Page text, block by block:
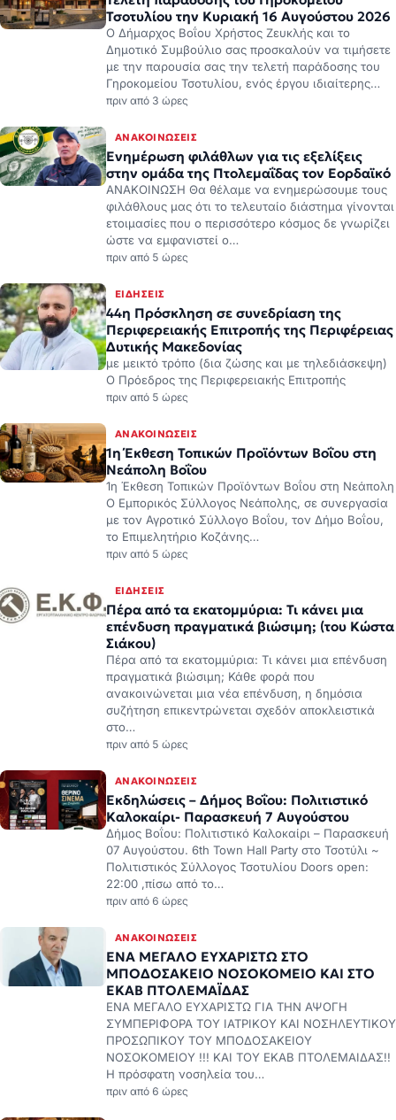
Τσοτυλίου την Κυριακή 16 Αυγούστου 2026
Ο Δήμαρχος Βοΐου Χρήστος Ζευκλής και το
Δημοτικό Συμβούλιο σας προσκαλούν να τιμήσετε
με την παρουσία σας την τελετή παράδοσης του
Γηροκομείου Τσοτυλίου, ενός έργου ιδιαίτερης…
πριν από 3 ώρες
ΑΝΑΚΟΙΝΏΣΕΙΣ
Ενημέρωση φιλάθλων για τις εξελίξεις
στην ομάδα της Πτολεμαΐδας τον Εορδαϊκό
ΑΝΑΚΟΙΝΩΣΗ Θα θέλαμε να ενημερώσουμε τους
φιλάθλους μας ότι το τελευταίο διάστημα γίνονται
ετοιμασίες που ο περισσότερο κόσμος δε γνωρίζει
ώστε να εμφανιστεί ο…
πριν από 5 ώρες
ΕΙΔΉΣΕΙΣ
44η Πρόσκληση σε συνεδρίαση της
Περιφερειακής Επιτροπής της Περιφέρειας
Δυτικής Μακεδονίας
με μεικτό τρόπο (δια ζώσης και με τηλεδιάσκεψη)
Ο Πρόεδρος της Περιφερειακής Επιτροπής
πριν από 5 ώρες
ΑΝΑΚΟΙΝΏΣΕΙΣ
1η Έκθεση Τοπικών Προϊόντων Βοΐου στη
Νεάπολη Βοΐου
1η Έκθεση Τοπικών Προϊόντων Βοΐου στη Νεάπολη
Ο Εμπορικός Σύλλογος Νεάπολης, σε συνεργασία
με τον Αγροτικό Σύλλογο Βοΐου, τον Δήμο Βοΐου,
το Επιμελητήριο Κοζάνης…
πριν από 5 ώρες
ΕΙΔΉΣΕΙΣ
Πέρα από τα εκατομμύρια: Τι κάνει μια
επένδυση πραγματικά βιώσιμη; (του Κώστα
Σιάκου)
Πέρα από τα εκατομμύρια: Τι κάνει μια επένδυση
πραγματικά βιώσιμη; Κάθε φορά που
ανακοινώνεται μια νέα επένδυση, η δημόσια
συζήτηση επικεντρώνεται σχεδόν αποκλειστικά
στο…
πριν από 5 ώρες
ΑΝΑΚΟΙΝΏΣΕΙΣ
Εκδηλώσεις – Δήμος Βοΐου: Πολιτιστικό
Καλοκαίρι- Παρασκευή 7 Αυγούστου
Δήμος Βοΐου: Πολιτιστικό Καλοκαίρι – Παρασκευή
07 Αυγούστου. 6th Town Hall Party στο Τσοτύλι ~
Πολιτιστικός Σύλλογος Τσοτυλίου Doors open:
22:00 ,πίσω από το…
πριν από 6 ώρες
ΑΝΑΚΟΙΝΏΣΕΙΣ
ΕΝΑ ΜΕΓΑΛΟ ΕΥΧΑΡΙΣΤΩ ΣΤΟ
ΜΠΟΔΟΣΑΚΕΙΟ ΝΟΣΟΚΟΜΕΙΟ ΚΑΙ ΣΤΟ
ΕΚΑΒ ΠΤΟΛΕΜΑΪΔΑΣ
ΕΝΑ ΜΕΓΑΛΟ ΕΥΧΑΡΙΣΤΩ ΓΙΑ ΤΗΝ ΑΨΟΓΗ
ΣΥΜΠΕΡΙΦΟΡΑ ΤΟΥ ΙΑΤΡΙΚΟΥ ΚΑΙ ΝΟΣΗΛΕΥΤΙΚΟΥ
ΠΡΟΣΩΠΙΚΟΥ ΤΟΥ ΜΠΟΔΟΣΑΚΕΙΟΥ
ΝΟΣΟΚΟΜΕΙΟΥ !!! ΚΑΙ ΤΟΥ ΕΚΑΒ ΠΤΟΛΕΜΑΙΔΑΣ!!
Η πρόσφατη νοσηλεία του…
πριν από 6 ώρες